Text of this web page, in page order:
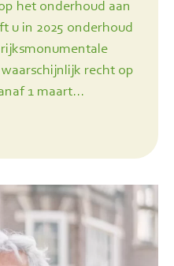
het onderhoud aan
u in 2025 onderhoud
recht op
1 maart...